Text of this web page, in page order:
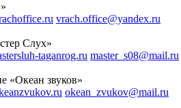
vrach.office@yandex.ru
Слух»
taganrog.ru master_s08@mail.ru
«Океан звуков»
okean_zvukov@mail.ru